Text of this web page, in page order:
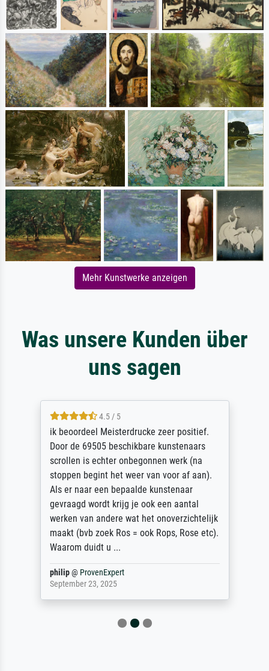
Mehr Kunstwerke anzeigen
Was unsere Kunden über
uns sagen
4.5 / 5
ik beoordeel Meisterdrucke zeer positief.
Door de 69505 beschikbare kunstenaars
scrollen is echter onbegonnen werk (na
stoppen begint het weer van voor af aan).
Als er naar een bepaalde kunstenaar
gevraagd wordt krijg je ook een aantal
werken van andere wat het onoverzichtelijk
maakt (bvb zoek Ros = ook Rops, Rose etc).
Waarom duidt u ...
philip@ ProvenExpert
September 23, 2025